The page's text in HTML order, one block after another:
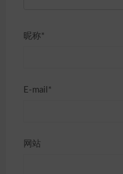
昵称*
E-mail*
网站